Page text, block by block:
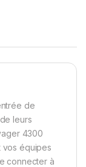
de
leurs
4300
vos équipes
connecter à